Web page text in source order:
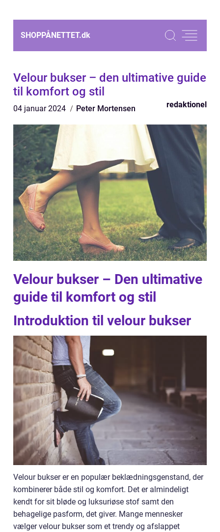
SHOPPÅNETTET.dk
Velour bukser – den ultimative guide
til komfort og stil
04 januar 2024 Peter Mortensen redaktionel
Velour bukser – Den ultimative
guide til komfort og stil
Introduktion til velour bukser
Velour bukser er en populær beklædningsgenstand, der
kombinerer både stil og komfort. Det er almindeligt
kendt for sit bløde og luksuriøse stof samt den
behagelige pasform, det giver. Mange mennesker
vælger velour bukser som et trendy og afslappet